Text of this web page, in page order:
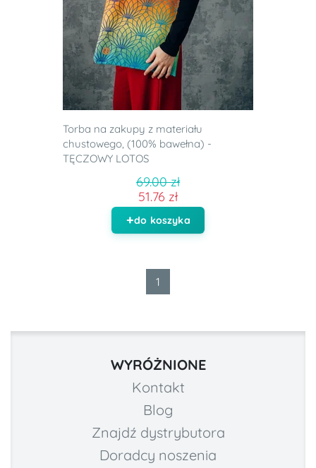
Torba na zakupy z materiału
chustowego, (100% bawełna) -
TĘCZOWY LOTOS
69.00 zł
51.76 zł
do koszyka
1
WYRÓŻNIONE
Kontakt
Blog
Znajdź dystrybutora
Doradcy noszenia